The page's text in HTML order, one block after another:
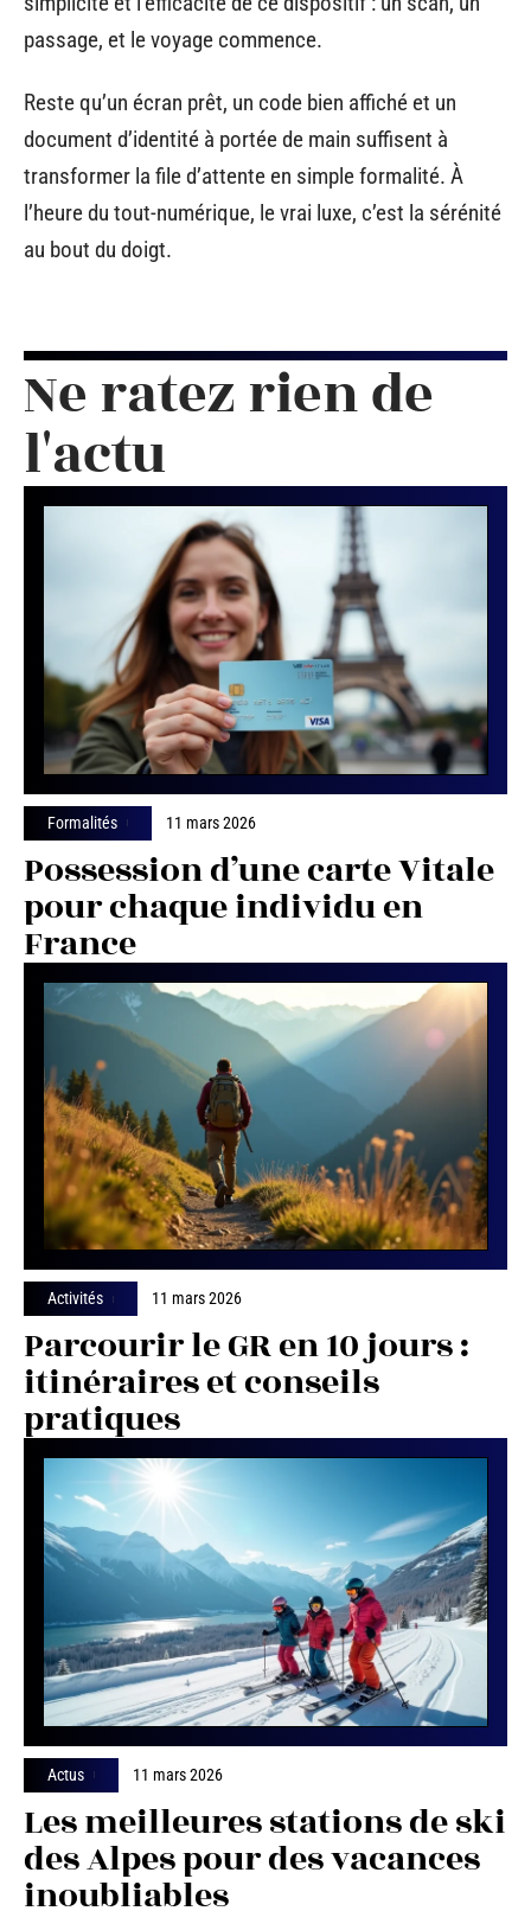
passage, et le voyage commence.
Reste qu’un écran prêt, un code bien affiché et un
document d’identité à portée de main suffisent à
transformer la file d’attente en simple formalité. À
l’heure du tout-numérique, le vrai luxe, c’est la sérénité
au bout du doigt.
Ne ratez rien de
l'actu
Formalités 11 mars 2026
Possession d’une carte Vitale
pour chaque individu en
France
Activités 11 mars 2026
Parcourir le GR en 10 jours :
itinéraires et conseils
pratiques
Actus 11 mars 2026
Les meilleures stations de ski
des Alpes pour des vacances
inoubliables